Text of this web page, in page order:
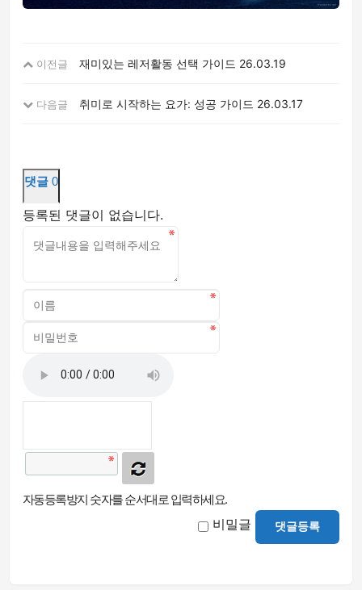
이전글 재미있는 레저활동 선택 가이드 26.03.19
다음글 취미로 시작하는 요가: 성공 가이드 26.03.17
댓글 0
등록된 댓글이 없습니다.
자동등록방지 숫자를 순서대로 입력하세요.
비밀글 댓글등록